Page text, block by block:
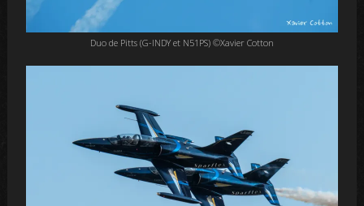
Duo de Pitts (G-INDY et N51PS) ©Xavier Cotton